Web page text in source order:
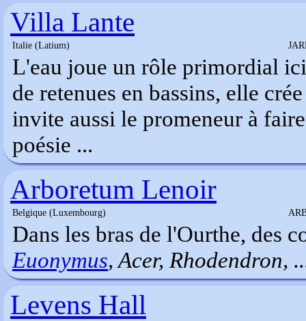
Villa Lante
Italie (Latium)
L'eau joue un rôle primordial
de retenues en bassins, elle
invite aussi le promeneur à
poésie ...
Arboretum Lenoir
Belgique (Luxembourg)
Dans les bras de l'Ourthe, des
Euonymus, Acer, Rhodendron,
Levens Hall